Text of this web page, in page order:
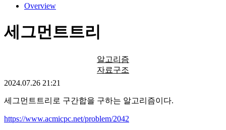
Overview
세그먼트트리
알고리즘
자료구조
2024.07.26 21:21
세그먼트트리로 구간합을 구하는 알고리즘이다.
https://www.acmicpc.net/problem/2042